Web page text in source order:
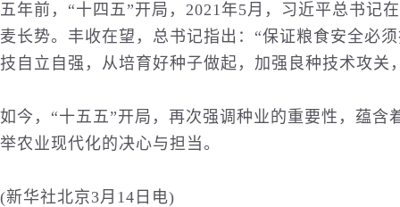
五年前，“十四五”开局，2021年5月，习近平总书记
麦长势。丰收在望，总书记指出：“保证粮食安全必
技自立自强，从培育好种子做起，加强良种技术攻关
如今，“十五五”开局，再次强调种业的重要性，蕴
举农业现代化的决心与担当。
(新华社北京3月14日电)